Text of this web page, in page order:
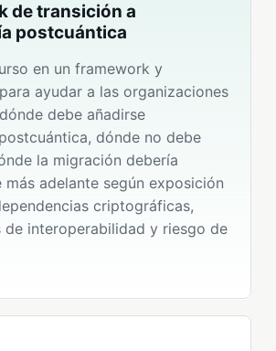
de transición a
postcuántica
en un framework y
ayudar a las organizaciones
debe añadirse
dónde no debe
la migración debería
más adelante según exposición
criptográficas,
de interoperabilidad y riesgo de